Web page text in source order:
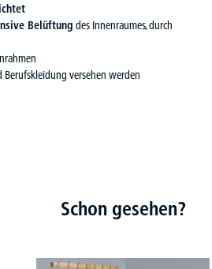
Belüftung des Innenraumes, durch
Berufskleidung versehen werden
Schon gesehen?